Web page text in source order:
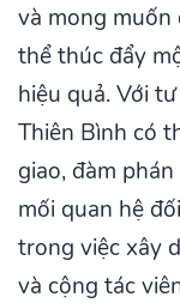
và mong muốn
thể thúc đẩy
hiệu quả. Với
Thiên Bình có
giao, đàm
mối quan hệ
trong việc xây
và cộng tác